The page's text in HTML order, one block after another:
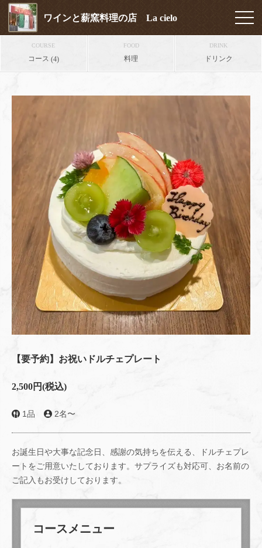
ワインと薪窯料理の店 La cielo
COURSE
コース (4)
FOOD
料理
DRINK
ドリンク
【要予約】お祝いドルチェプレート
2,500円(税込)
1品 2名〜
お誕生日や大事な記念日、感謝の気持ちを伝える、ドルチェプレ
ートをご用意いたしております。サプライズも対応可、お名前の
ご記入もお受けしております。
コースメニュー